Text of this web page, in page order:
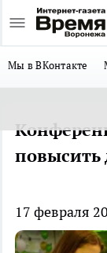
Мы в ВКонтакте
повысить
17 февраля